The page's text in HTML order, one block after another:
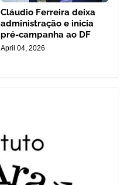
Cláudio Ferreira deixa
administração e inicia
pré-campanha ao DF
April 04, 2026